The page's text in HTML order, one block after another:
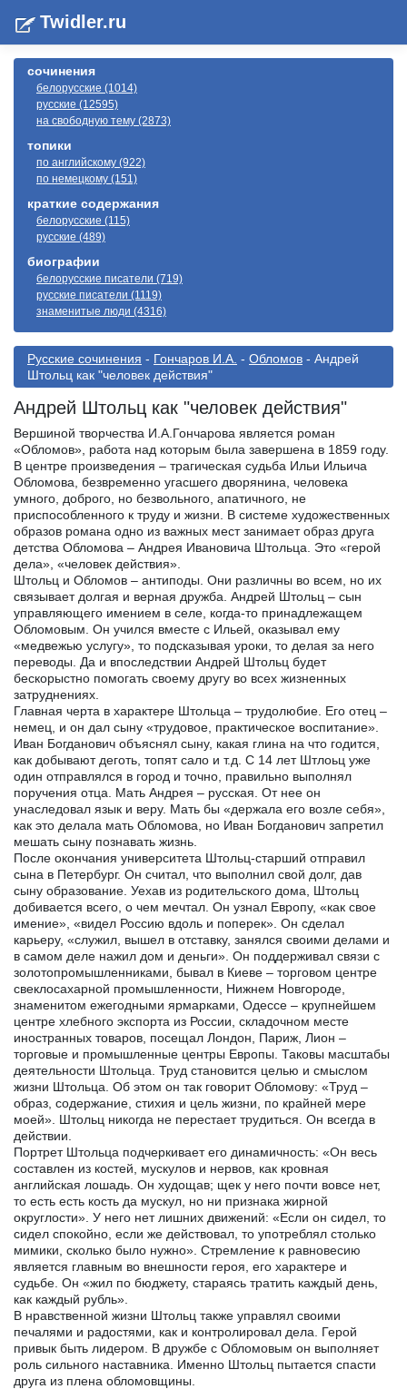
Twidler.ru
сочинения
белорусские (1014)
русские (12595)
на свободную тему (2873)
топики
по английскому (922)
по немецкому (151)
краткие содержания
белорусские (115)
русские (489)
биографии
белорусские писатели (719)
русские писатели (1119)
знаменитые люди (4316)
Русские сочинения - Гончаров И.А. - Обломов - Андрей
Штольц как "человек действия"
Андрей Штольц как "человек действия"
Вершиной творчества И.А.Гончарова является роман
«Обломов», работа над которым была завершена в 1859 году.
В центре произведения – трагическая судьба Ильи Ильича
Обломова, безвременно угасшего дворянина, человека
умного, доброго, но безвольного, апатичного, не
приспособленного к труду и жизни. В системе художественных
образов романа одно из важных мест занимает образ друга
детства Обломова – Андрея Ивановича Штольца. Это «герой
дела», «человек действия».
Штольц и Обломов – антиподы. Они различны во всем, но их
связывает долгая и верная дружба. Андрей Штольц – сын
управляющего имением в селе, когда-то принадлежащем
Обломовым. Он учился вместе с Ильей, оказывал ему
«медвежью услугу», то подсказывая уроки, то делая за него
переводы. Да и впоследствии Андрей Штольц будет
бескорыстно помогать своему другу во всех жизненных
затруднениях.
Главная черта в характере Штольца – трудолюбие. Его отец –
немец, и он дал сыну «трудовое, практическое воспитание».
Иван Богданович объяснял сыну, какая глина на что годится,
как добывают деготь, топят сало и т.д. С 14 лет Штлоьц уже
один отправлялся в город и точно, правильно выполнял
поручения отца. Мать Андрея – русская. От нее он
унаследовал язык и веру. Мать бы «держала его возле себя»,
как это делала мать Обломова, но Иван Богданович запретил
мешать сыну познавать жизнь.
После окончания университета Штольц-старший отправил
сына в Петербург. Он считал, что выполнил свой долг, дав
сыну образование. Уехав из родительского дома, Штольц
добивается всего, о чем мечтал. Он узнал Европу, «как свое
имение», «видел Россию вдоль и поперек». Он сделал
карьеру, «служил, вышел в отставку, занялся своими делами и
в самом деле нажил дом и деньги». Он поддерживал связи с
золотопромышленниками, бывал в Киеве – торговом центре
свеклосахарной промышленности, Нижнем Новгороде,
знаменитом ежегодными ярмарками, Одессе – крупнейшем
центре хлебного экспорта из России, складочном месте
иностранных товаров, посещал Лондон, Париж, Лион –
торговые и промышленные центры Европы. Таковы масштабы
деятельности Штольца. Труд становится целью и смыслом
жизни Штольца. Об этом он так говорит Обломову: «Труд –
образ, содержание, стихия и цель жизни, по крайней мере
моей». Штольц никогда не перестает трудиться. Он всегда в
действии.
Портрет Штольца подчеркивает его динамичность: «Он весь
составлен из костей, мускулов и нервов, как кровная
английская лошадь. Он худощав; щек у него почти вовсе нет,
то есть есть кость да мускул, но ни признака жирной
округлости». У него нет лишних движений: «Если он сидел, то
сидел спокойно, если же действовал, то употреблял столько
мимики, сколько было нужно». Стремление к равновесию
является главным во внешности героя, его характере и
судьбе. Он «жил по бюджету, стараясь тратить каждый день,
как каждый рубль».
В нравственной жизни Штольц также управлял своими
печалями и радостями, как и контролировал дела. Герой
привык быть лидером. В дружбе с Обломовым он выполняет
роль сильного наставника. Именно Штольц пытается спасти
друга из плена обломовщины.